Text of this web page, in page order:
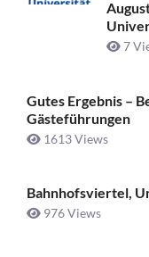
7
Gutes Ergebnis –
Gästeführungen
1613 Views
Bahnhofsviertel,
976 Views